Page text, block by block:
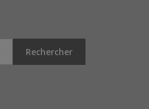
Rechercher